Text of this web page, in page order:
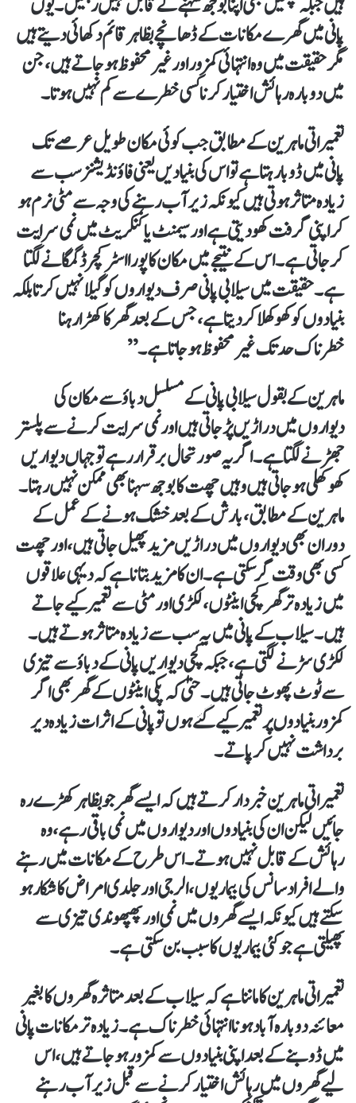
پانی میں گھرے مکانات کے ڈھانچے بظاہر قائم دکھائی دیتے ہیں
مگر حقیقت میں وہ انتہائی کمزور اور غیر محفوظ ہو جاتے ہیں، جن
میں دوبارہ رہائش اختیار کرنا کسی خطرے سے کم نہیں ہوتا۔
تعمیراتی ماہرین کے مطابق جب کوئی مکان طویل عرصے تک
پانی میں ڈوبا رہتا ہے تو اس کی بنیادیں یعنی فاؤنڈیشنز سب سے
زیادہ متاثر ہوتی ہیں کیونکہ زیر آب رہنے کی وجہ سے مٹی نرم ہو
کر اپنی گرفت کھو دیتی ہے اور سیمنٹ یا کنکریٹ میں نمی سرایت
کر جاتی ہے۔ اس کے نتیجے میں مکان کا پورا اسٹرکچر ڈگمگانے لگتا
ہے۔ حقیقت میں سیلابی پانی صرف دیواروں کو گیلا نہیں کرتا بلکہ
بنیادوں کو کھوکھلا کر دیتا ہے، جس کے بعد گھر کا کھڑا رہنا
خطرناک حد تک غیر محفوظ ہو جاتا ہے۔”
ماہرین کے بقول سیلابی پانی کے مسلسل دباؤ سے مکان کی
دیواروں میں دراڑیں پڑ جاتی ہیں اور نمی سرایت کرنے سے پلستر
جھڑنے لگتا ہے۔ اگر یہ صورتحال برقرار رہے تو جہاں دیواریں
کھوکھلی ہو جاتی ہیں وہیں چھت کا بوجھ سہنا بھی ممکن نہیں رہتا۔
ماہرین کے مطابق، بارش کے بعد خشک ہونے کے عمل کے
دوران بھی دیواروں میں دراڑیں مزید پھیل جاتی ہیں، اور چھت
کسی بھی وقت گر سکتی ہے۔ ان کا مزید بتانا ہے کہ دیہی علاقوں
میں زیادہ تر گھر کچی اینٹوں، لکڑی اور مٹی سے تعمیر کیے جاتے
ہیں۔ سیلاب کے پانی میں یہ سب سے زیادہ متاثر ہوتے ہیں۔
لکڑی سڑنے لگتی ہے، جبکہ کچی دیواریں پانی کے دباؤ سے تیزی
سے ٹوٹ پھوٹ جاتی ہیں۔ حتیٰ کہ پکی اینٹوں کے گھر بھی اگر
کمزور بنیادوں پر تعمیر کیے گئے ہوں تو پانی کے اثرات زیادہ دیر
برداشت نہیں کر پاتے۔
تعمیراتی ماہرین خبردار کرتے ہیں کہ ایسے گھر جو بظاہر کھڑے رہ
جائیں لیکن ان کی بنیادوں اور دیواروں میں نمی باقی رہے، وہ
رہائش کے قابل نہیں ہوتے۔ اس طرح کے مکانات میں رہنے
والے افراد سانس کی بیماریوں، الرجی اور جلدی امراض کا شکار ہو
سکتے ہیں کیونکہ ایسے گھروں میں نمی اور پھپھوندی تیزی سے
پھیلتی ہے جو کئی بیماریوں کا سبب بن سکتی ہے۔
تعمیراتی ماہرین کا ماننا ہے کہ سیلاب کے بعد متاثرہ گھروں کا بغیر
معائنہ دوبارہ آباد ہونا انتہائی خطرناک ہے۔ زیادہ تر مکانات پانی
میں ڈوبنے کے بعد اپنی بنیادوں سے کمزور ہو جاتے ہیں، اس
لیے گھروں میں رہائش اختیار کرنے سے قبل زیر آب رہنے